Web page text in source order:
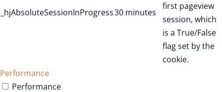
_hjAbsoluteSessionInProgress30 minutes
first pageview
session, which
is a True/False
flag set by the
cookie.
Performance
Performance